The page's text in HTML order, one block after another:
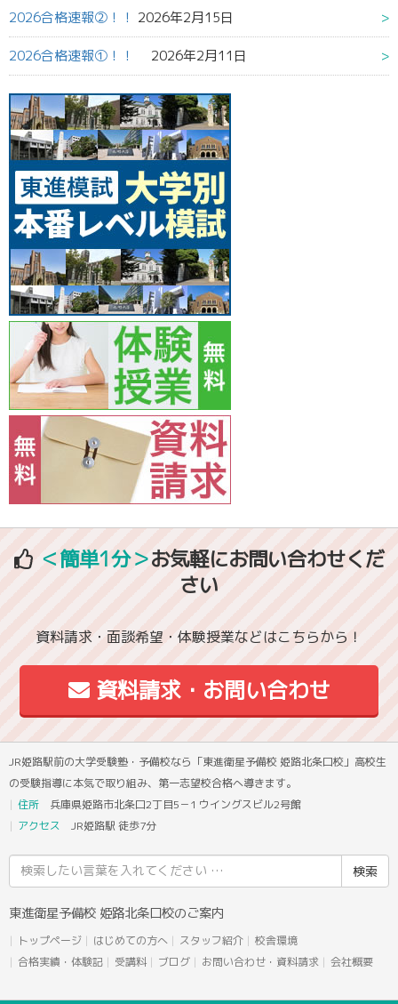
2026合格速報②！！ 2026年2月15日
2026合格速報①！！ 2026年2月11日
＜簡単1分＞お気軽にお問い合わせくだ
さい
資料請求・面談希望・体験授業などはこちらから！
資料請求・お問い合わせ
JR姫路駅前の大学受験塾・予備校なら「東進衛星予備校 姫路北条口校」高校生
の受験指導に本気で取り組み、第一志望校合格へ導きます。
住所 兵庫県姫路市北条口2丁目5－1 ウイングスビル2号館
アクセス JR姫路駅 徒歩7分
索
結
東進衛星予備校 姫路北条口校のご案内
トップページ はじめての方へ スタッフ紹介
校舎環境
合格実績・体験記
受講料 ブログ お問い合わせ・資料請求 会社概要